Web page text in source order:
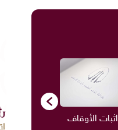
اثبات الأوقاف الاستشارات